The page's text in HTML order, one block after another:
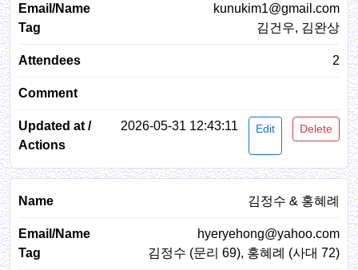
kunukim1@gmail.com
김건우, 김완상
2
2026-05-31 12:43:11 Edit Delete
김정수 & 홍혜례
hyeryehong@yahoo.com
김정수 (문리 69), 홍혜례 (사대 72)